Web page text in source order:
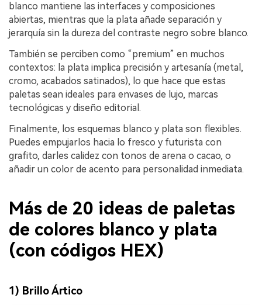
blanco mantiene las interfaces y composiciones
abiertas, mientras que la plata añade separación y
jerarquía sin la dureza del contraste negro sobre blanco.
También se perciben como “premium” en muchos
contextos: la plata implica precisión y artesanía (metal,
cromo, acabados satinados), lo que hace que estas
paletas sean ideales para envases de lujo, marcas
tecnológicas y diseño editorial.
Finalmente, los esquemas blanco y plata son flexibles.
Puedes empujarlos hacia lo fresco y futurista con
grafito, darles calidez con tonos de arena o cacao, o
añadir un color de acento para personalidad inmediata.
Más de 20 ideas de paletas
de colores blanco y plata
(con códigos HEX)
1) Brillo Ártico